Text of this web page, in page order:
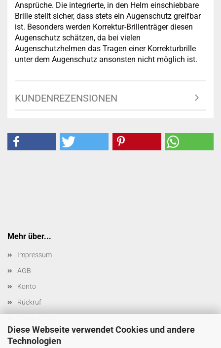
Diese Webseite verwendet Cookies und andere
Technologien
Ansprüche. Die integrierte, in den Helm einschiebbare
Brille stellt sicher, dass stets ein Augenschutz greifbar
ist. Besonders werden Korrektur-Brillenträger diesen
Augenschutz schätzen, da bei vielen
Augenschutzhelmen das Tragen einer Korrekturbrille
unter dem Augenschutz ansonsten nicht möglich ist.
KUNDENREZENSIONEN
Mehr über...
Impressum
AGB
Konto
Rückruf
Cookie Einstellungen